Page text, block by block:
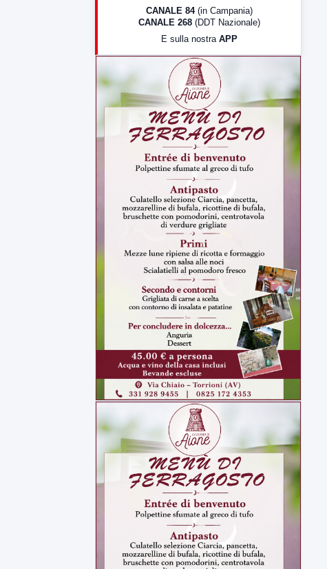
LabNews (Diretta)
LabNews (replica)
CANALE 84 (in Campania)
CANALE 268 (DDT Nazionale)
E sulla nostra APP
ULTIMI VIDEO
TUTTI I VIDEO